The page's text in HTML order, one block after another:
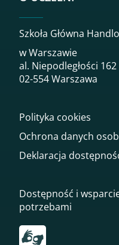
Szkoła Główna
w Warszawie
al. Niepodległości 162
02-554 Warszawa
Polityka cookies
Ochrona danych
Deklaracja
Dostępność i
potrzebami
Przekierowanie do